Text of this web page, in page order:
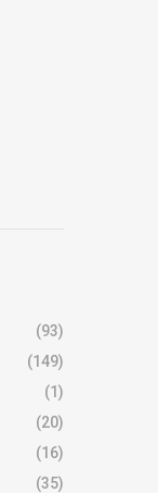
(93)
(149)
(1)
(20)
(16)
(35)